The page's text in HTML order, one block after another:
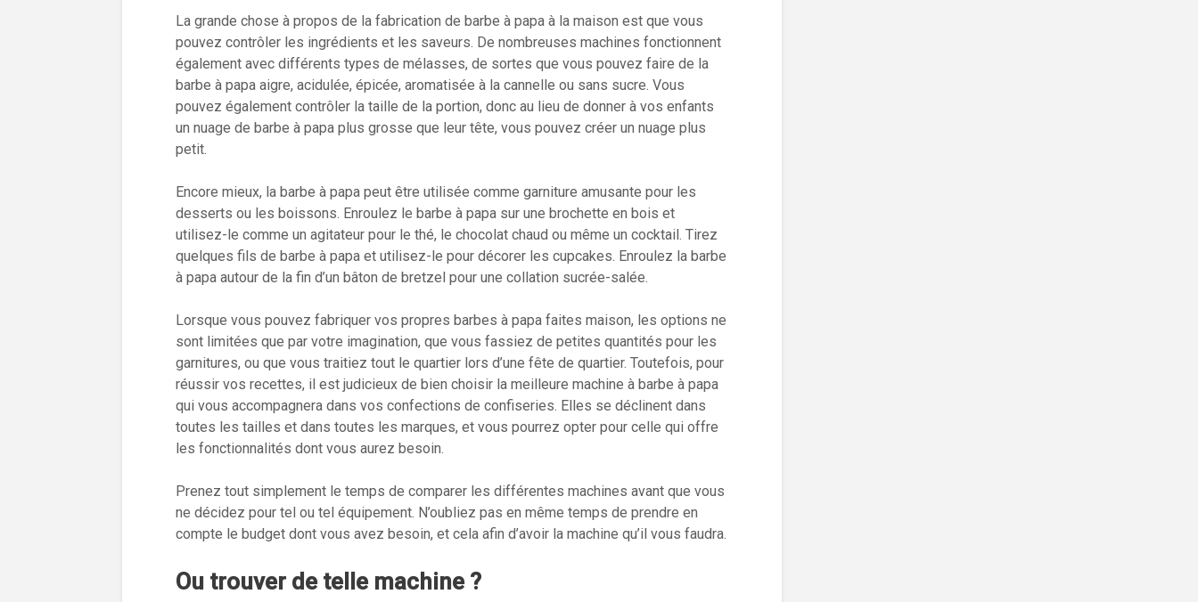
La grande chose à propos de la fabrication de barbe à papa à la maison est que vous
pouvez contrôler les ingrédients et les saveurs. De nombreuses machines fonctionnent
également avec différents types de mélasses, de sortes que vous pouvez faire de la
barbe à papa aigre, acidulée, épicée, aromatisée à la cannelle ou sans sucre. Vous
pouvez également contrôler la taille de la portion, donc au lieu de donner à vos enfants
un nuage de barbe à papa plus grosse que leur tête, vous pouvez créer un nuage plus
petit.
Encore mieux, la barbe à papa peut être utilisée comme garniture amusante pour les
desserts ou les boissons. Enroulez le barbe à papa sur une brochette en bois et
utilisez-le comme un agitateur pour le thé, le chocolat chaud ou même un cocktail. Tirez
quelques fils de barbe à papa et utilisez-le pour décorer les cupcakes. Enroulez la barbe
à papa autour de la fin d’un bâton de bretzel pour une collation sucrée-salée.
Lorsque vous pouvez fabriquer vos propres barbes à papa faites maison, les options ne
sont limitées que par votre imagination, que vous fassiez de petites quantités pour les
garnitures, ou que vous traitiez tout le quartier lors d’une fête de quartier. Toutefois, pour
réussir vos recettes, il est judicieux de bien choisir la meilleure machine à barbe à papa
qui vous accompagnera dans vos confections de confiseries. Elles se déclinent dans
toutes les tailles et dans toutes les marques, et vous pourrez opter pour celle qui offre
les fonctionnalités dont vous aurez besoin.
Prenez tout simplement le temps de comparer les différentes machines avant que vous
ne décidez pour tel ou tel équipement. N’oubliez pas en même temps de prendre en
compte le budget dont vous avez besoin, et cela afin d’avoir la machine qu’il vous faudra.
Ou trouver de telle machine ?